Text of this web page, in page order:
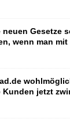
neuen Gesetze
wenn man
Kunden jetzt